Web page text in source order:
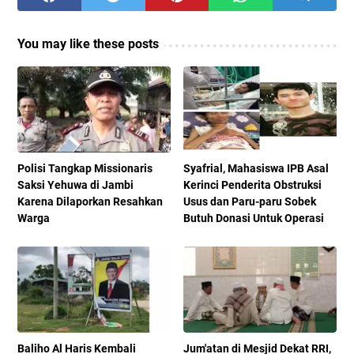
You may like these posts
Polisi Tangkap Missionaris
Saksi Yehuwa di Jambi
Karena Dilaporkan Resahkan
Warga
Syafrial, Mahasiswa IPB Asal
Kerinci Penderita Obstruksi
Usus dan Paru-paru Sobek
Butuh Donasi Untuk Operasi
Baliho Al Haris Kembali Jum'atan di Mesjid Dekat RRI,